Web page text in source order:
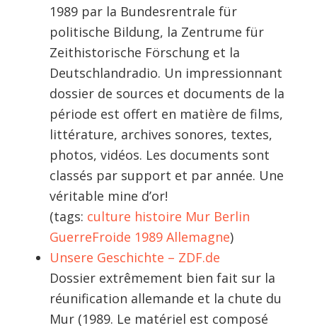
1989 par la Bundesrentrale für
politische Bildung, la Zentrume für
Zeithistorische Förschung et la
Deutschlandradio. Un impressionnant
dossier de sources et documents de la
période est offert en matière de films,
littérature, archives sonores, textes,
photos, vidéos. Les documents sont
classés par support et par année. Une
véritable mine d’or!
(tags: culture histoire Mur Berlin
GuerreFroide 1989 Allemagne)
Unsere Geschichte – ZDF.de
Dossier extrêmement bien fait sur la
réunification allemande et la chute du
Mur (1989. Le matériel est composé